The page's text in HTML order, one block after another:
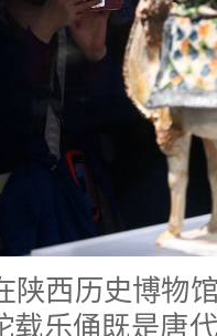
陕西历史博物
载乐俑既是唐